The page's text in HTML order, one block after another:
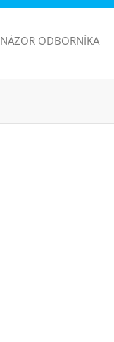
NÁZOR ODBORNÍKA